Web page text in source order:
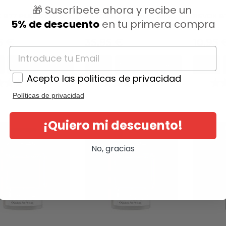
B77 PLEX STEP 3
€
(0)
REVOX B77 PLEX STEP 4
BOND...
(0)
REVOX
BOND...
10,95
🎁 Suscríbete ahora y recibe un
5% de descuentoen tu primera compra
Acepto las politicas de privacidad
Políticas de privacidad
¡Quiero mi descuento!
No, gracias